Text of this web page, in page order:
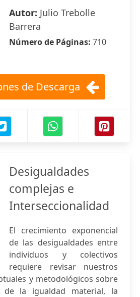
Autor: Julio Trebolle
Barrera
Número de Páginas: 710
de Descarga
Desigualdades
complejas e
Interseccionalidad
El crecimiento exponencial
de las desigualdades entre
individuos y colectivos
requiere revisar nuestros
y metodológicos sobre
de la igualdad material, la